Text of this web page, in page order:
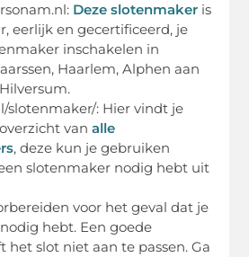
Deze slotenmaker is
eerlijk en gecertificeerd, je
inschakelen in
Haarlem, Alphen aan
slotenmaker/: Hier vindt je
vanalle
, deze kun je gebruiken
slotenmaker nodig hebt uit
voor het geval dat je
hebt. Een goede
het slot niet aan te passen. Ga